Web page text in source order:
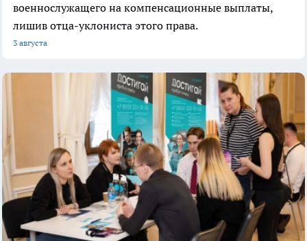
военнослужащего на компенсационные выплаты,
лишив отца-уклониста этого права.
3 августа